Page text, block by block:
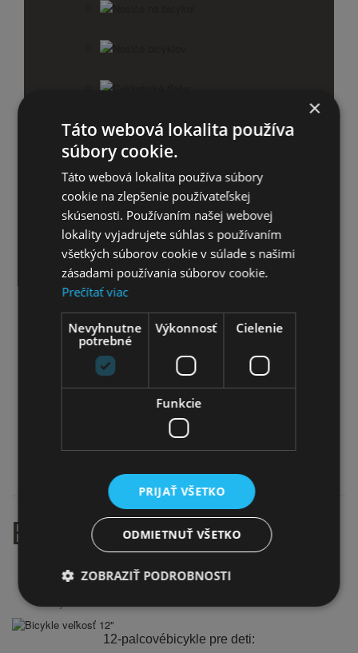
Blatníky
Zvončeky na bicykel
Balančné kolieska
Košíky na bicykel
Športtestery a computery
Svetlá na bicykel
Cyklistické zrkadlá
Stojany na bicykel
Zámky na bicykel
BICYKLE VEĽKOSŤ 12"
Domov
12-palcovébicykle pre deti:
×
Táto webová lokalita používa
súbory cookie.
Táto webová lokalita používa súbory
cookie na zlepšenie používateľskej
skúsenosti. Používaním našej webovej
lokality vyjadrujete súhlas s používaním
všetkých súborov cookie v súlade s našimi
zásadami používania súborov cookie.
Prečítať viac
Nevyhnutne
potrebné
Výkonnosť Cielenie
Funkcie
PRIJAŤ VŠETKO
ODMIETNUŤ VŠETKO
ZOBRAZIŤ PODROBNOSTI